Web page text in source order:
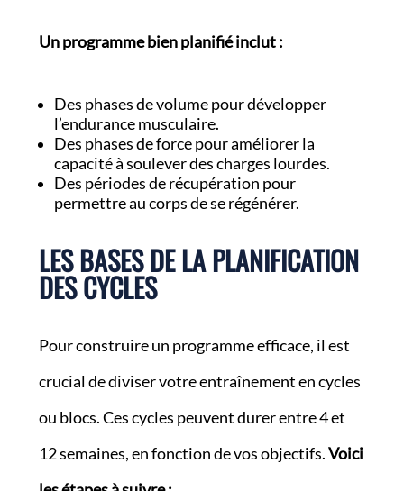
Un programme bien planifié inclut :
Des phases de volume pour développer
l’endurance musculaire.
Des phases de force pour améliorer la
capacité à soulever des charges lourdes.
Des périodes de récupération pour
permettre au corps de se régénérer.
LES BASES DE LA PLANIFICATION
DES CYCLES
Pour construire un programme efficace, il est
crucial de diviser votre entraînement en cycles
ou blocs. Ces cycles peuvent durer entre 4 et
12 semaines, en fonction de vos objectifs.Voici